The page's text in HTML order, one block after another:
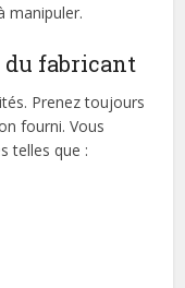
manipuler.
du fabricant
Prenez toujours
fourni. Vous
telles que :